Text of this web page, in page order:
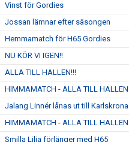
Vinst för Gordies
Jossan lämnar efter säsongen
Hemmamatch för H65 Gordies
NU KÖR VI IGEN!!
ALLA TILL HALLEN!!!
HIMMAMATCH - ALLA TILL HALLEN
Jalang Linnér lånas ut till Karlskrona
HIMMAMATCH - ALLA TILL HALLEN
Smilla Lilja förlänger med H65